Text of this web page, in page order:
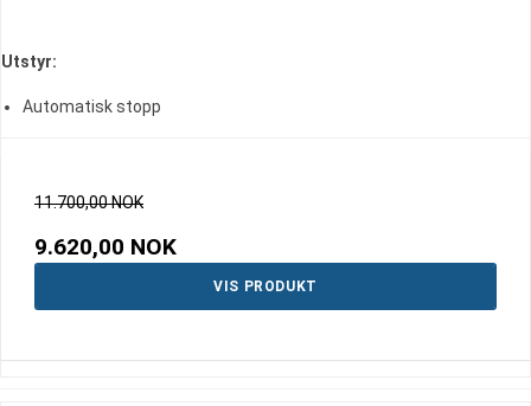
Utstyr:
Automatisk stopp
11.700,00 NOK
9.620,00 NOK
VIS PRODUKT